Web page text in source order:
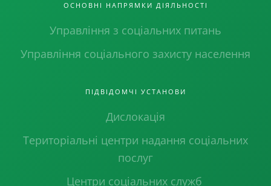
ОСНОВНІ НАПРЯМКИ ДІЯЛЬНОСТІ
Управління з соціальних питань
Управління соціального захисту населення
ПІДВІДОМЧІ УСТАНОВИ
Дислокація
Територіальні центри надання соціальних
послуг
Центри соціальних служб